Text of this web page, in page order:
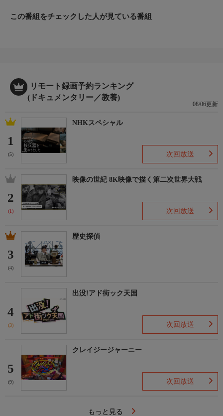
この番組をチェックした人が見ている番組
リモート録画予約ランキング
(ドキュメンタリー／教養)
08/06更新
1
(5)
NHKスペシャル
次回放送
2
(1)
映像の世紀 8K映像で描く第二次世界大戦
次回放送
3
(4)
歴史探偵
4
(3)
出没!アド街ック天国
次回放送
5
(9)
クレイジージャーニー
次回放送
もっと見る